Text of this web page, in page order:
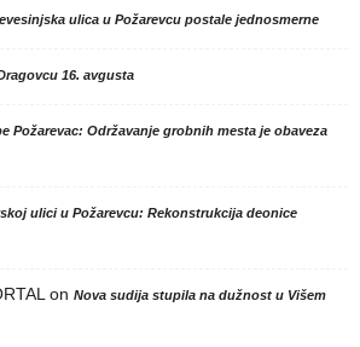
ulica u Požarevcu postale jednosmerne
16. avgusta
Požarevac: Održavanje grobnih mesta je obaveza
ulici u Požarevcu: Rekonstrukcija deonice
on Nova sudija stupila na dužnost u Višem